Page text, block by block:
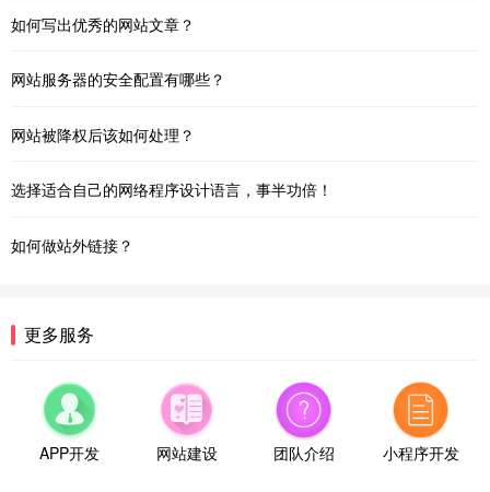
如何写出优秀的网站文章？
网站服务器的安全配置有哪些？
网站被降权后该如何处理？
选择适合自己的网络程序设计语言，事半功倍！
如何做站外链接？
更多服务
APP开发 网站建设 团队介绍 小程序开发